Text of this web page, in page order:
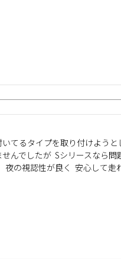
てるタイプを取り付けようと
んでしたが  Sシリースなら問
の視認性が良く  安心して走